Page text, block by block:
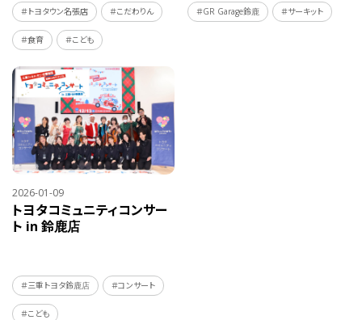
＃トヨタウン名張店 ＃こだわりん
＃食育 ＃こども
＃GR Garage鈴鹿 ＃サーキット
2026-01-09
トヨタコミュニティコンサー
ト in 鈴鹿店
＃三重トヨタ鈴鹿店 ＃コンサート
＃こども